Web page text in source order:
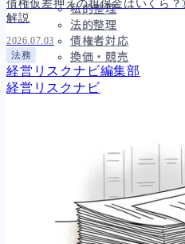
私的整理
法的整理
債権者対応
換価・競売
308
194
差押・強制執行
法令違反・行政処
訴訟・不正279
債権仮差押えの担保金はいくら
解説
2026.07.03
法務
経営リスクナビ編集部
経営リスクナビ